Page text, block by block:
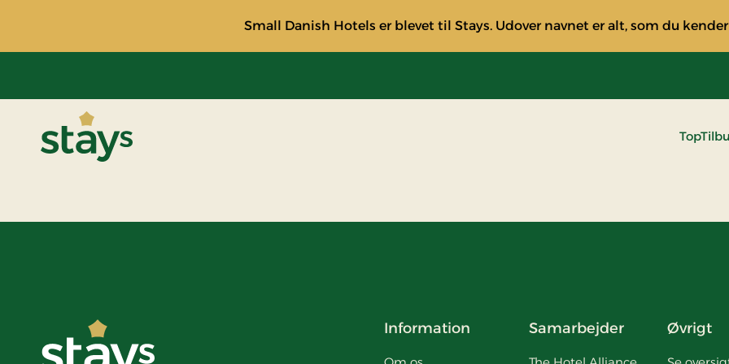
Small Danish Hotels er blevet til Stays. Udover navnet er alt, som du
Information Samarbejder Øvrigt